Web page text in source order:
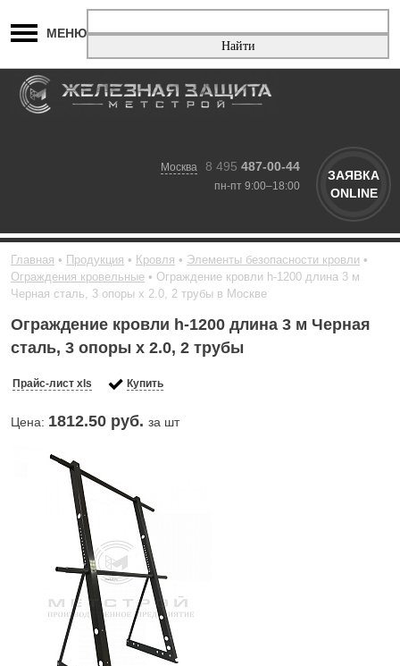
МЕНЮ
Москва 8 495 487-00-44
пн-пт 9:00–18:00
ЗАЯВКА
ONLINE
Главная Продукция Кровля
Элементы безопасности кровли
Ограждения кровельные
Ограждение кровли h-1200 длина 3 м
Черная сталь, 3 опоры х 2.0, 2 трубы в Москве
Ограждение кровли h-1200 длина 3 м Черная
сталь, 3 опоры х 2.0, 2 трубы
Прайс-лист xls Купить
Цена: 1812.50 руб. за шт